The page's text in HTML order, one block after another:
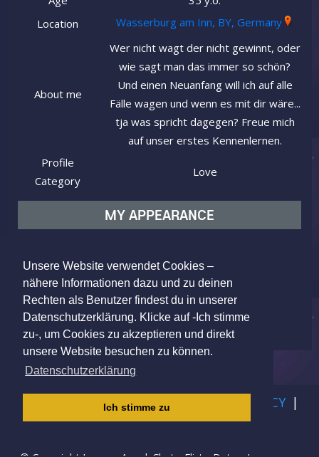
Unsere Website verwendet Cookies –
nähere Informationen dazu und zu deinen
Rechten als Benutzer findest du in unserer
Datenschutzerklärung. Klicke auf -Ich stimme
zu-, um Cookies zu akzeptieren und direkt
unsere Website besuchen zu können.
Datenschutzerklärung
Ich stimme zu
Location
Wasserburg am Inn, BY, Germany
About me
Wer nicht wagt der nicht gewinnt, oder
wie sagt man das immer so schön?
Und einen Neuanfang will ich auf alle
Fälle wagen und wenn es mit dir wäre...
tja was spricht dagegen? Freue mich
auf unser erstes Kennenlernen.
Profile
Category
Love
MY APPEARANCE
Body type
Average
Hair color
Blond
Eye color
Gray
TERMS OF USE PRIVACY POLICY |
CHILDREN PRIVACY